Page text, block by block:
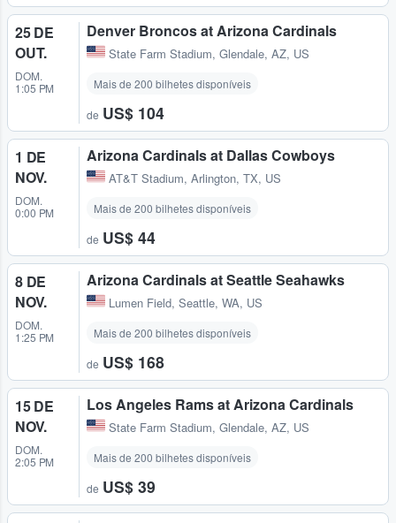
25 DE
OUT.
DOM.
1:05 PM
Denver Broncos at Arizona Cardinals
State Farm Stadium, Glendale, AZ, US
Mais de 200 bilhetes disponíveis
de US$ 104
1 DE
NOV.
DOM.
0:00 PM
Arizona Cardinals at Dallas Cowboys
AT&T Stadium, Arlington, TX, US
Mais de 200 bilhetes disponíveis
de US$ 44
8 DE
NOV.
DOM.
1:25 PM
Arizona Cardinals at Seattle Seahawks
Lumen Field, Seattle, WA, US
Mais de 200 bilhetes disponíveis
de US$ 168
15 DE
NOV.
DOM.
2:05 PM
Los Angeles Rams at Arizona Cardinals
State Farm Stadium, Glendale, AZ, US
Mais de 200 bilhetes disponíveis
de US$ 39